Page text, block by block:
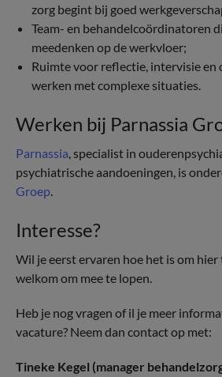
zorg begint bij goed
Team- en behandelcoördinatoren
meedenken op de werkvloer;
Ruimte voor reflectie, intervisie en
werken met complexe situaties.
Werken bij Parnassia
Parnassia, specialist in
psychiatrische aandoeningen, is
Groep.
Interesse?
Wil je eerst ervaren hoe het is om hier
welkom om mee te lopen.
Heb je nog vragen of il je meer
vacature? Neem dan contact op met:
Tineke Kegel (manager